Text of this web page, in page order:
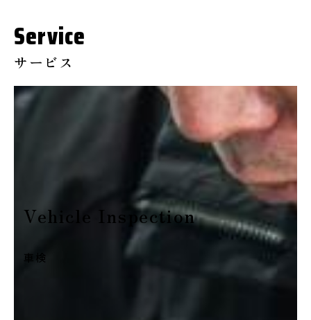
Service
サービス
Vehicle Inspection
車検